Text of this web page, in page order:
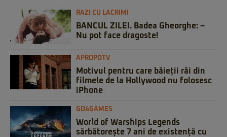
RAZI CU LACRIMI
BANCUL ZILEI. Badea Gheorghe: –
Nu pot face dragoste!
APROPOTV
Motivul pentru care băieții răi din
filmele de la Hollywood nu folosesc
iPhone
GO4GAMES
World of Warships Legends
sărbătorește 7 ani de existență cu